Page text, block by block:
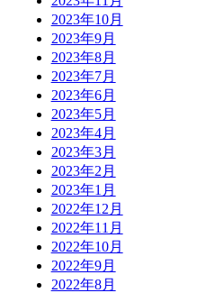
2023年10月
2023年9月
2023年8月
2023年7月
2023年6月
2023年5月
2023年4月
2023年3月
2023年2月
2023年1月
2022年12月
2022年11月
2022年10月
2022年9月
2022年8月